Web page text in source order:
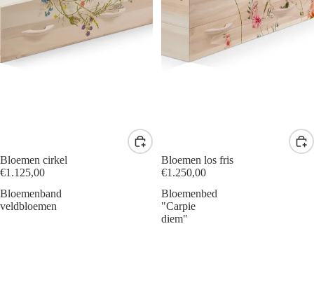
Bloemen cirkel
€1.125,00
Bloemen los fris
€1.250,00
Bloemenband
veldbloemen
Bloemenbed
"Carpie
diem"